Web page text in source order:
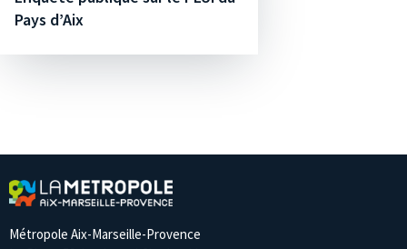
Pays d’Aix
Métropole Aix-Marseille-Provence